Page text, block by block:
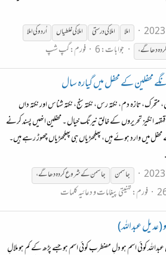
املا املا کی درستی املا کی غلطیاں
اُردو کی املا
دھاگے، جوابات: 6 فورم:گپ شپ
محفلین کے محفل میں گیارہ سال
تازہ دم، نکتہ رس، نکتہ سنج، نکتہ شناس اور نکتہ داں
انگیز تحریروں کے خالق نیرنگ خیال ۔ محفلین انھیں پسند کرنے
میں وارد ہوئے ہیں، پھلجھڑیاں ہی پھلجھڑیاں چھوڑ رہے ہیں۔
جاسمن جاسمنکےشروعکردہدھاگے،
فورم:تہنیتی پیغامات و دعائیہ کلمات
عبداللہ)
کوئی اسم ہو دلِ مضطرب کوئی اسم ہو جسے پڑھ کے کم ہو ملالِ